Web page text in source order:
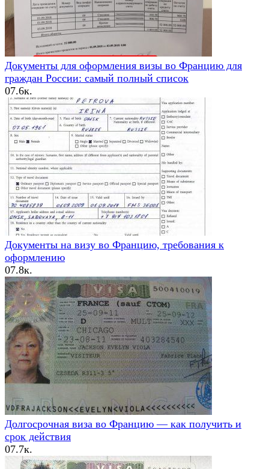
Документы для оформления визы во Францию для
граждан России: самый полный список
07.6к.
Документы на визу во Францию, требования к
оформлению
07.8к.
Долгосрочная виза во Францию — как получить и
срок действия
07.7к.